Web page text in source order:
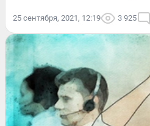
25 сентября, 2021, 12:19 3 925